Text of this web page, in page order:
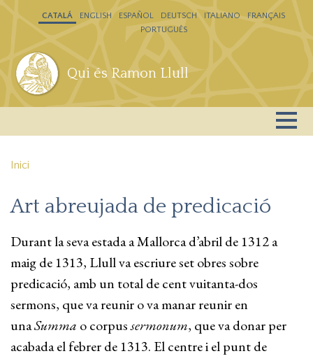
Vés al contingut
Qui és Ramon Llull
CATALÁ ENGLISH ESPAÑOL DEUTSCH ITALIANO
FRANÇAIS
PORTUGUÊS
Inici
Art abreujada de predicació
Durant la seva estada a Mallorca d’abril de 1312 a
maig de 1313, Llull va escriure set obres sobre
predicació, amb un total de cent vuitanta-dos
sermons, que va reunir o va manar reunir en
unaSumma o corpussermonum, que va donar per
acabada el febrer de 1313. El centre i el punt de